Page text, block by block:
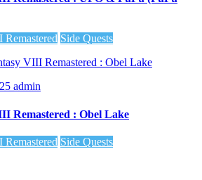
Side Quests
admin
Remastered : Obel Lake
Side Quests